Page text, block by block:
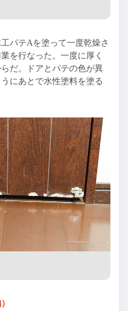
パテAを塗って一度乾燥さ
を行なった。一度に厚く
だ。ドアとパテの色が異
にあとで水性塗料を塗る